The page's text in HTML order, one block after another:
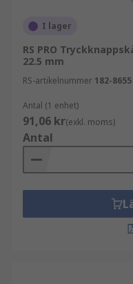
kontrollstationer mot
och andra skadliga
Elteknik
Automation
Biltvättar
Livsmedels- och
Kemisk industri
Lager och
I lager
RS PRO
22.5 mm
RS-artikelnummer 182-8655
Antal (1 enhet)
91,06 kr(exkl. moms)
Antal